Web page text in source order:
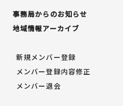
事務局からのお知らせ
地域情報アーカイブ
新規メンバー登録
メンバー登録内容修正
メンバー退会